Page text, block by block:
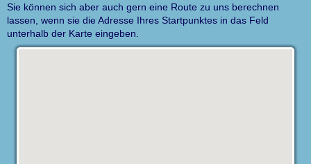
Sie können sich aber auch gern eine Route zu uns berechnen
lassen, wenn sie die Adresse Ihres Startpunktes in das Feld
unterhalb der Karte eingeben.